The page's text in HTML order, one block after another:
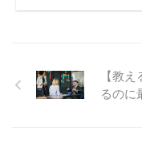
【教
るのに